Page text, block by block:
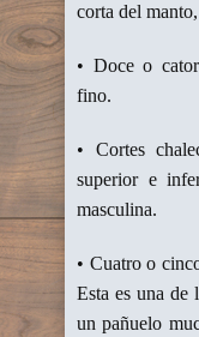
corta del
• Doce o
fino.
• Cortes
superior e
masculina.
• Cuatro o
Esta es una de
un pañuelo